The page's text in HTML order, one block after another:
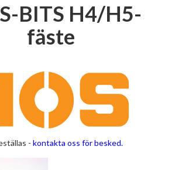
BITS H4/H5-
fäste
- kontakta oss för besked.